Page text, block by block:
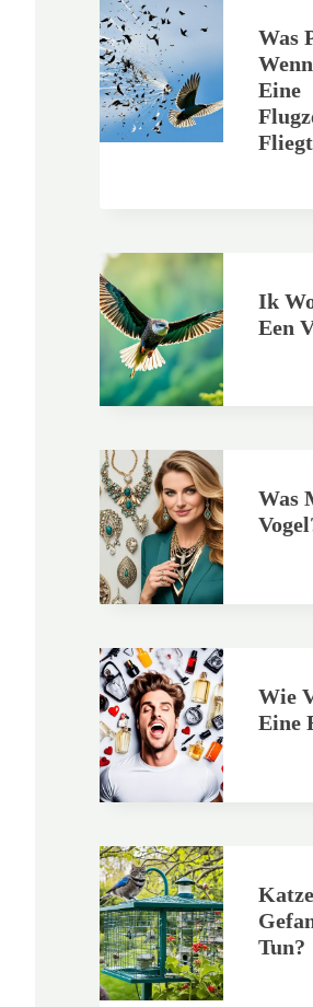
Was
Eine
Ik
Een
Was
Wie
Eine
Tun?